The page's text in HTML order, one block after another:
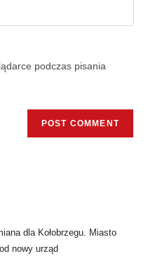
podczas pisania
dla Kołobrzegu. Miasto
nowy urząd